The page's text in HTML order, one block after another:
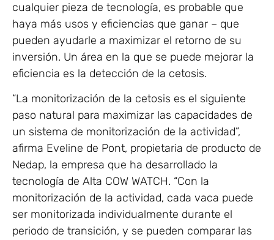
cualquier pieza de tecnología, es probable que
haya más usos y eficiencias que ganar – que
pueden ayudarle a maximizar el retorno de su
inversión. Un área en la que se puede mejorar la
eficiencia es la detección de la cetosis.
“La monitorización de la cetosis es el siguiente
paso natural para maximizar las capacidades de
un sistema de monitorización de la actividad”,
afirma Eveline de Pont, propietaria de producto de
Nedap, la empresa que ha desarrollado la
tecnología de Alta COW WATCH. “Con la
monitorización de la actividad, cada vaca puede
ser monitorizada individualmente durante el
periodo de transición, y se pueden comparar las